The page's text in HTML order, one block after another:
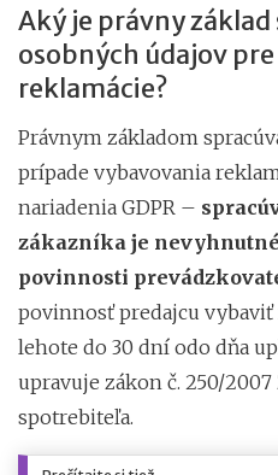
Aký je právny
osobných údajov
reklamácie?
Právnym základom
prípade vybavovania
nariadenia GDPR –
zákazníka je
povinnosti
povinnosť predajcu
lehote do 30 dní odo dňa
upravuje zákon č. 250/2007
spotrebiteľa.